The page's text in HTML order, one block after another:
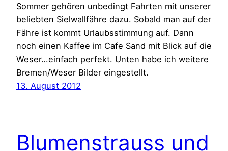
Sommer gehören unbedingt Fahrten mit unserer
beliebten Sielwallfähre dazu. Sobald man auf der
Fähre ist kommt Urlaubsstimmung auf. Dann
noch einen Kaffee im Cafe Sand mit Blick auf die
Weser…einfach perfekt. Unten habe ich weitere
Bremen/Weser Bilder eingestellt.
13. August 2012
Blumenstrauss und